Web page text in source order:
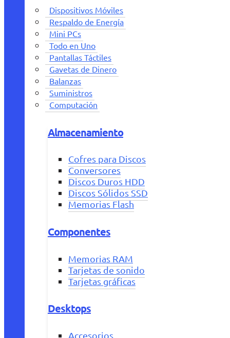
Dispositivos Móviles
Respaldo de Energía
Mini PCs
Todo en Uno
Pantallas Táctiles
Gavetas de Dinero
Balanzas
Suministros
Computación
Almacenamiento
Cofres para Discos
Conversores
Discos Duros HDD
Discos Sólidos SSD
Memorias Flash
Componentes
Memorias RAM
Tarjetas de sonido
Tarjetas gráficas
Desktops
Accesorios